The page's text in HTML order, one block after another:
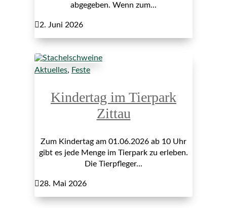
abgegeben. Wenn zum...
2. Juni 2026
Aktuelles, Feste
Kindertag im Tierpark
Zittau
Zum Kindertag am 01.06.2026 ab 10 Uhr
gibt es jede Menge im Tierpark zu erleben.
Die Tierpfleger...
28. Mai 2026